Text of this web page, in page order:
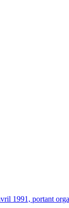
1991, portant